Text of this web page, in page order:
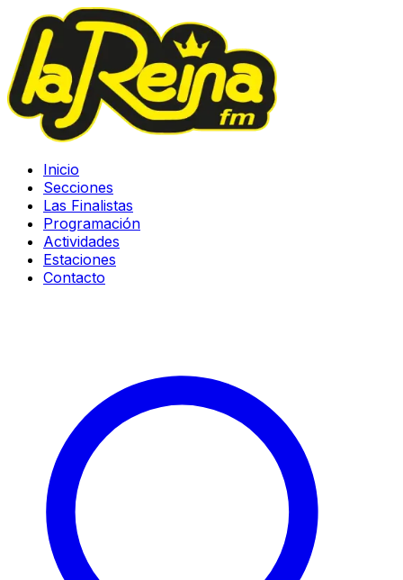
Inicio
Secciones
Las Finalistas
Programación
Actividades
Estaciones
Contacto